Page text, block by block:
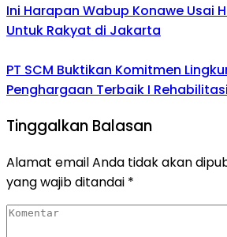
Ini Harapan Wabup Konawe Usai
Untuk Rakyat di Jakarta
PT SCM Buktikan Komitmen
Penghargaan Terbaik I
Tinggalkan Balasan
Alamat email Anda tidak akan
yang wajib ditandai *